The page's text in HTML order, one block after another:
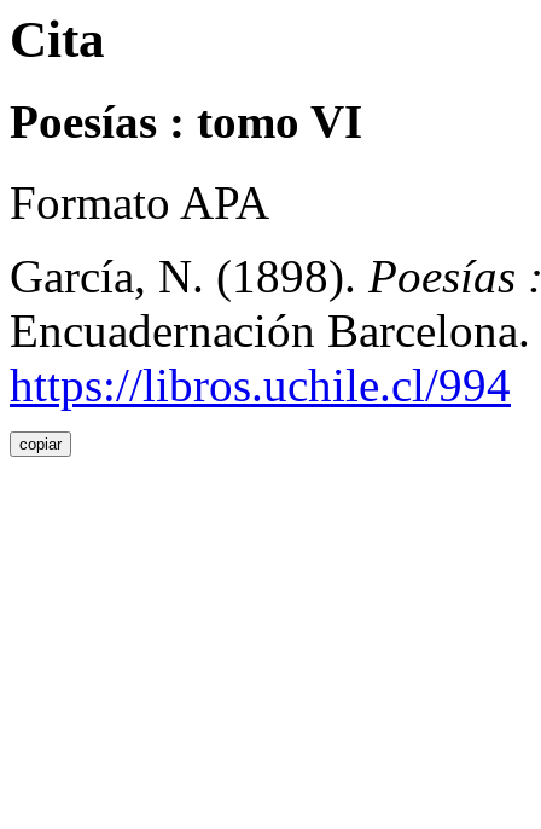
Cita
Poesías : tomo VI
Formato APA
García, N. (1898).
Encuadernación
https://libros.uchile.cl/994
copiar